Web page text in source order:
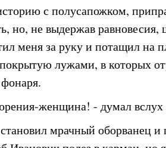
с полусапожком,
но, не выдержав
меня за руку и потащил на
лужами, в которых
женщина! - думал
мрачный оборванец и